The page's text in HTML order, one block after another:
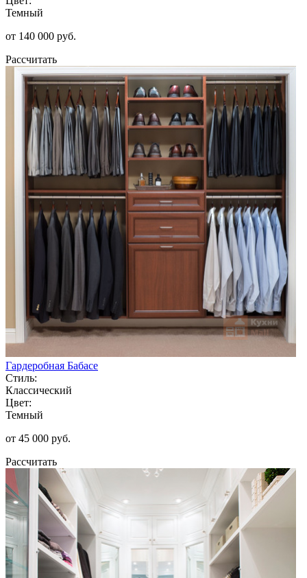
Темный
от 140 000 руб.
Рассчитать
Гардеробная Бабасе
Стиль:
Классический
Цвет:
Темный
от 45 000 руб.
Рассчитать